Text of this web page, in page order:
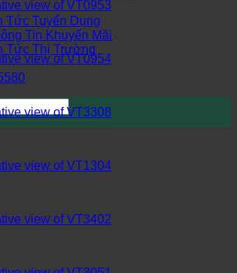
Tức Tuyển Dụng
Tin Khuyến Mãi
Tức Thị Trường